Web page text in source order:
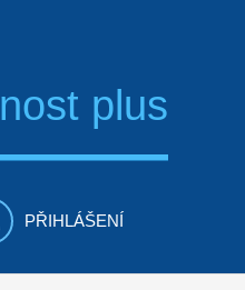
plus
PŘIHLÁŠENÍ